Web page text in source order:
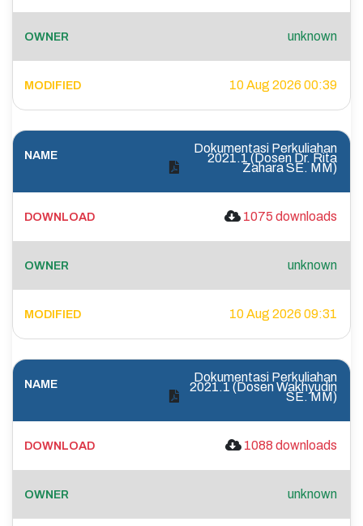
unknown
10 Aug 2026 00:39
Dokumentasi Perkuliahan
2021.1 (Dosen Dr. Rita
Zahara SE. MM)
1075 downloads
unknown
10 Aug 2026 09:31
Dokumentasi Perkuliahan
2021.1 (Dosen Wakhyudin
SE. MM)
1088 downloads
unknown